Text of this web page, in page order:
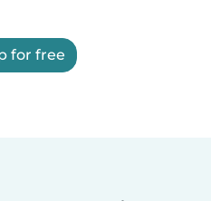
for free